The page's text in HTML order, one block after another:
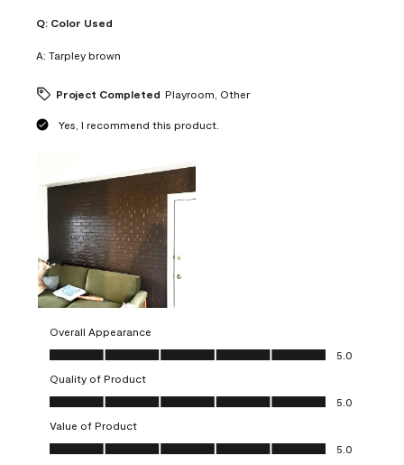
Q: Color Used
A: Tarpley brown
Project Completed Playroom, Other
Yes, I recommend this product.
Overall Appearance
Overall Appearance, 5.0 out of 5
5.0
Quality of Product
Quality of Product, 5.0 out of 5
5.0
Value of Product
Value of Product, 5.0 out of 5
5.0